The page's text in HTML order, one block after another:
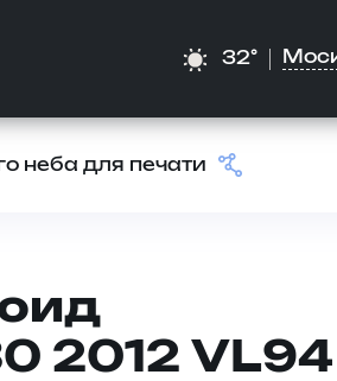
32°
неба для печати
2012 VL94